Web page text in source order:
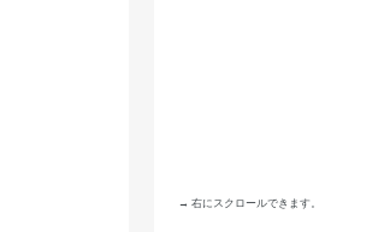
→ 右にスクロールできます。